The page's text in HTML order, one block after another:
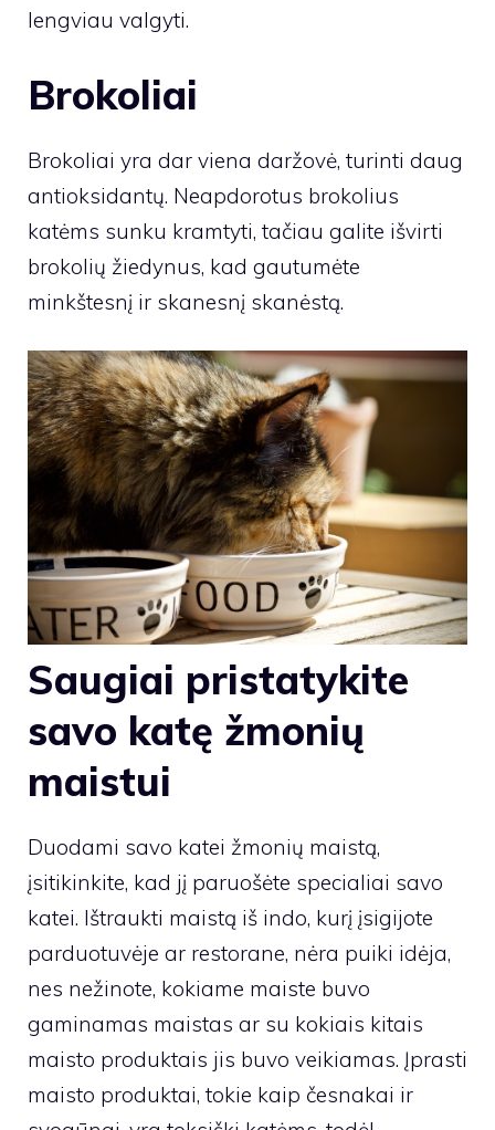
lengviau valgyti.
Brokoliai
Brokoliai yra dar viena daržovė, turinti daug
antioksidantų. Neapdorotus brokolius
katėms sunku kramtyti, tačiau galite išvirti
brokolių žiedynus, kad gautumėte
minkštesnį ir skanesnį skanėstą.
Saugiai pristatykite
savo katę žmonių
maistui
Duodami savo katei žmonių maistą,
įsitikinkite, kad jį paruošėte specialiai savo
katei. Ištraukti maistą iš indo, kurį įsigijote
parduotuvėje ar restorane, nėra puiki idėja,
nes nežinote, kokiame maiste buvo
gaminamas maistas ar su kokiais kitais
maisto produktais jis buvo veikiamas. Įprasti
maisto produktai, tokie kaip česnakai ir